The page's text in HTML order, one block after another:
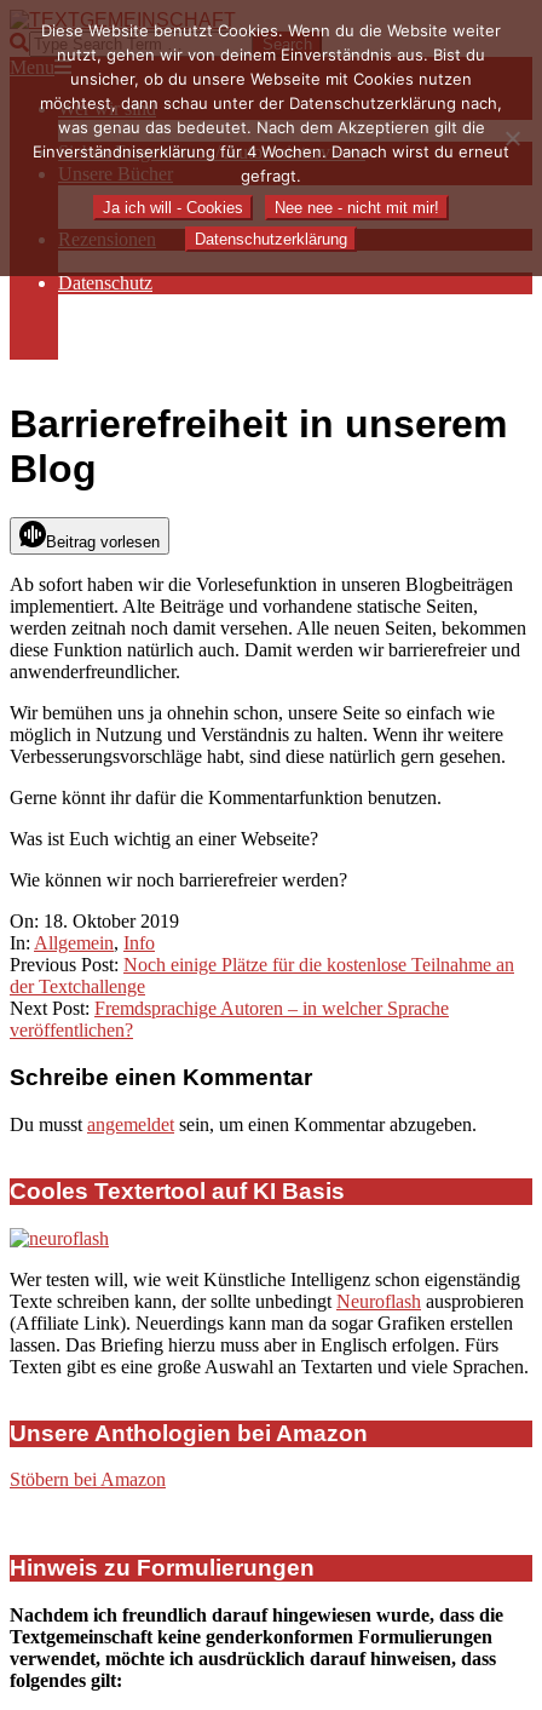
Skip
to
content
TEXTGEMEINSCHAFT
Search
Primary
Navigation
Menu
Menu
Wer wir sind
Die Hauptakteurinnen
Sieben Fragen an… / Autoreninterviews
Unsere Bücher
Autorenservices
Autorenprofile
Rezensionen
Datenschutz
Barrierefreiheit in unserem
Blog
Beitrag vorlesen
Ab sofort haben wir die Vorlesefunktion in unseren Blogbeiträgen
implementiert. Alte Beiträge und vorhandene statische Seiten,
werden zeitnah noch damit versehen. Alle neuen Seiten, bekommen
diese Funktion natürlich auch. Damit werden wir barrierefreier und
anwenderfreundlicher.
Wir bemühen uns ja ohnehin schon, unsere Seite so einfach wie
möglich in Nutzung und Verständnis zu halten. Wenn ihr weitere
Verbesserungsvorschläge habt, sind diese natürlich gern gesehen.
Gerne könnt ihr dafür die Kommentarfunktion benutzen.
Was ist Euch wichtig an einer Webseite?
Wie können wir noch barrierefreier werden?
2019-
10-
18
On: 18. Oktober 2019
In: Allgemein, Info
Previous Post: Noch einige Plätze für die kostenlose Teilnahme an
der Textchallenge
Next Post: Fremdsprachige Autoren – in welcher Sprache
veröffentlichen?
Schreibe einen Kommentar
Du musst angemeldet sein, um einen Kommentar abzugeben.
Cooles Textertool auf KI Basis
Wer testen will, wie weit Künstliche Intelligenz schon eigenständig
Texte schreiben kann, der sollte unbedingt Neuroflash ausprobieren
(Affiliate Link). Neuerdings kann man da sogar Grafiken erstellen
lassen. Das Briefing hierzu muss aber in Englisch erfolgen. Fürs
Texten gibt es eine große Auswahl an Textarten und viele Sprachen.
Unsere Anthologien bei Amazon
Stöbern bei Amazon
Hinweis zu Formulierungen
Nachdem ich freundlich darauf hingewiesen wurde, dass die
Textgemeinschaft keine genderkonformen Formulierungen
verwendet, möchte ich ausdrücklich darauf hinweisen, dass
folgendes gilt:
Diese Website benutzt Cookies. Wenn du die Website weiter
nutzt, gehen wir von deinem Einverständnis aus. Bist du
unsicher, ob du unsere Webseite mit Cookies nutzen
möchtest, dann schau unter der Datenschutzerklärung nach,
was genau das bedeutet. Nach dem Akzeptieren gilt die
Einverständniserklärung für 4 Wochen. Danach wirst du erneut
gefragt.
Ja ich will - Cookies
Nee nee - nicht mit mir!
Datenschutzerklärung